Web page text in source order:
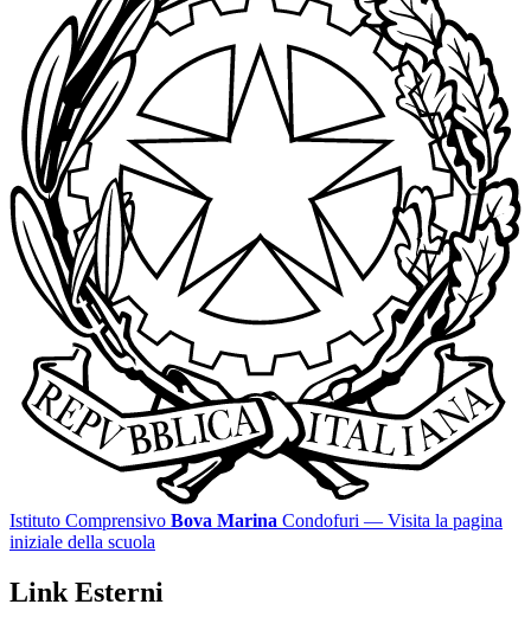
Istituto Comprensivo Bova Marina Condofuri — Visita la pagina
iniziale della scuola
Link Esterni